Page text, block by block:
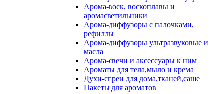
Арома-воск, воскоплавы и
аромасветильники
Арома-диффузоры с палочками,
рефиллы
Арома-диффузоры ультразвуковые и
масла
Арома-свечи и аксессуары к ним
Ароматы для тела,мыло и крема
Духи-спреи для дома,тканей,саше
Пакеты для ароматов